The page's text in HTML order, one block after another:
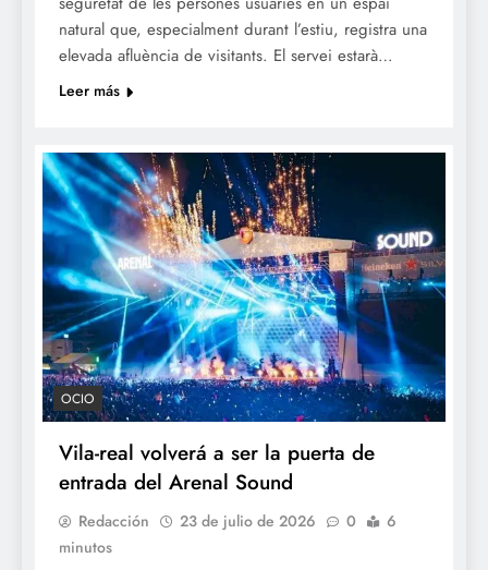
natural que, especialment durant l’estiu, registra una
elevada afluència de visitants. El servei estarà…
Leer más
OCIO
Vila-real volverá a ser la puerta de
entrada del Arenal Sound
Redacción 23 de julio de 2026 0
6
minutos